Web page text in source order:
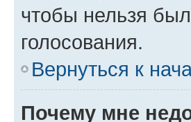
чтобы нельзя
голосования.
Вернуться к
Почему мне